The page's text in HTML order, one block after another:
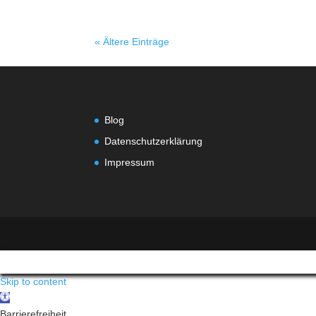
« Ältere Einträge
Blog
Datenschutzerklärung
Impressum
Skip to content
Open
toolbar
Barrierefreiheit